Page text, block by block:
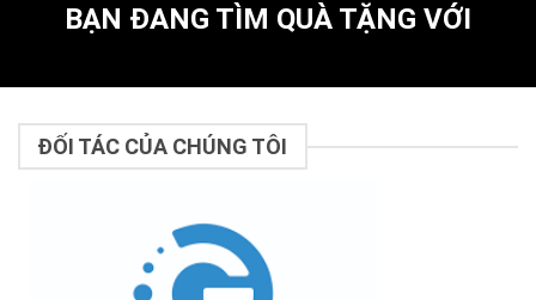
BẠN ĐANG TÌM QUÀ TẶNG VỚI
ĐỐI TÁC CỦA CHÚNG TÔI